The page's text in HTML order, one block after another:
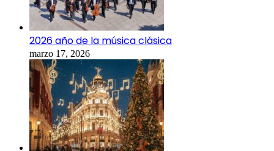
2026 año de la música clásica
marzo 17, 2026